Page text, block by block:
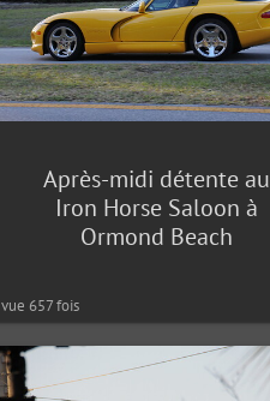
Après-midi détente au
Iron Horse Saloon à
Ormond Beach
vue 657 fois